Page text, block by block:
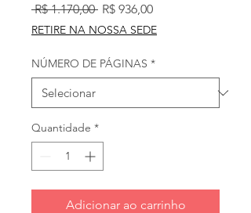
R$ 1.170,00 Preço
normal
R$ 936,00Preço
promocional
RETIRE NA NOSSA SEDE
NÚMERO DE PÁGINAS *
Quantidade *
Adicionar ao carrinho